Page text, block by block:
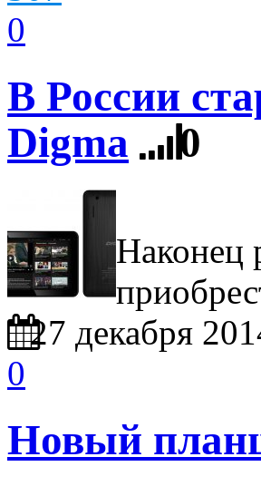
0
В России
Digma
0
Hаконец
27 декабря
0
Новый